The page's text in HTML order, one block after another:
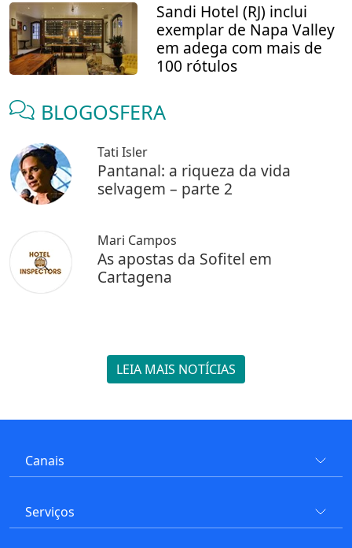
Sandi Hotel (RJ) inclui
exemplar de Napa Valley
em adega com mais de
100 rótulos
BLOGOSFERA
Tati Isler
Pantanal: a riqueza da vida
selvagem – parte 2
Mari Campos
As apostas da Sofitel em
Cartagena
LEIA MAIS NOTÍCIAS
Canais
Serviços